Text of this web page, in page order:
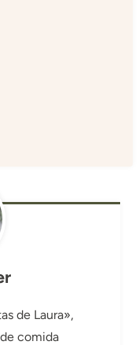
de Laura»,
comida